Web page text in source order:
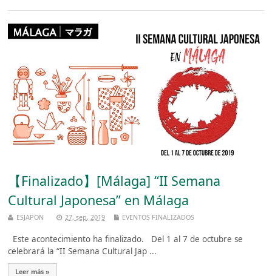
【Finalizado】[Málaga] “II Semana
Cultural Japonesa” en Málaga
ESJAPON 27, sep, 2019 EVENTOS FINALIZADOS
Este acontecimiento ha finalizado. Del 1 al 7 de octubre se
celebrará la “II Semana Cultural Jap ...
Leer más »